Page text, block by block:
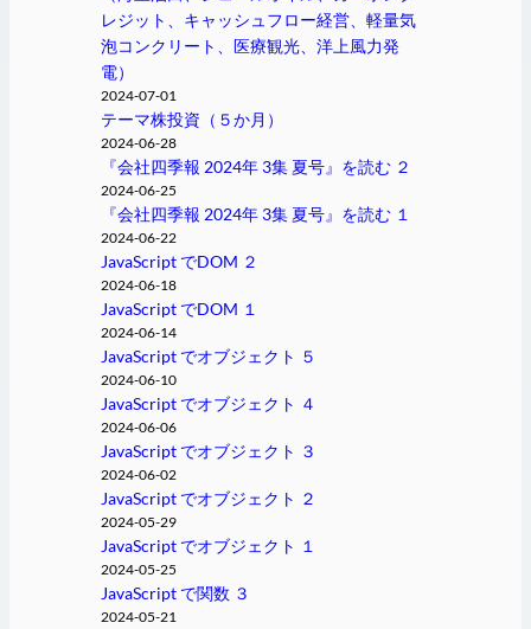
レジット、キャッシュフロー経営、軽量気
泡コンクリート、医療観光、洋上風力発
電）
2024-07-01
テーマ株投資（５か月）
2024-06-28
『会社四季報 2024年 3集 夏号』を読む ２
2024-06-25
『会社四季報 2024年 3集 夏号』を読む １
2024-06-22
JavaScript でDOM ２
2024-06-18
JavaScript でDOM １
2024-06-14
JavaScript でオブジェクト ５
2024-06-10
JavaScript でオブジェクト ４
2024-06-06
JavaScript でオブジェクト ３
2024-06-02
JavaScript でオブジェクト ２
2024-05-29
JavaScript でオブジェクト １
2024-05-25
JavaScript で関数 ３
2024-05-21